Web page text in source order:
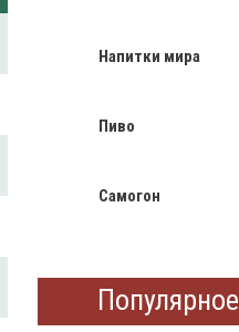
Напитки мира
Пиво
Самогон
Популярное